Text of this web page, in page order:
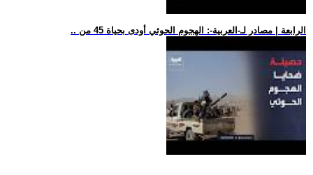
.. الرابعة | مصادر لـ-العربية-: الهجوم الحوثي أودى بحياة 45 من